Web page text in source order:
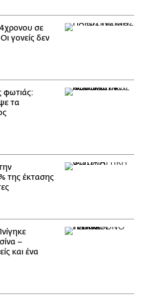
σε
γονείς δεν
φωτιάς:
τα
της έκτασης
–
και ένα